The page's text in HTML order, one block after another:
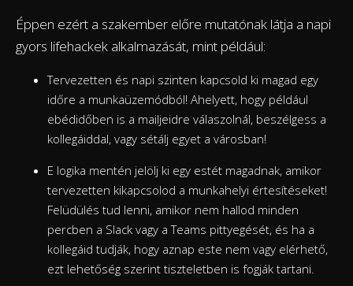
Éppen ezért a szakember előre mutatónak látja a napi
gyors lifehackek alkalmazását, mint például:
Tervezetten és napi szinten kapcsold ki magad egy
időre a munkaüzemódból! Ahelyett, hogy például
ebédidőben is a mailjeidre válaszolnál, beszélgess a
kollegáiddal, vagy sétálj egyet a városban!
E logika mentén jelölj ki egy estét magadnak, amikor
tervezetten kikapcsolod a munkahelyi értesítéseket!
Felüdülés tud lenni, amikor nem hallod minden
percben a Slack vagy a Teams pittyegését, és ha a
kollegáid tudják, hogy aznap este nem vagy elérhető,
ezt lehetőség szerint tiszteletben is fogják tartani.